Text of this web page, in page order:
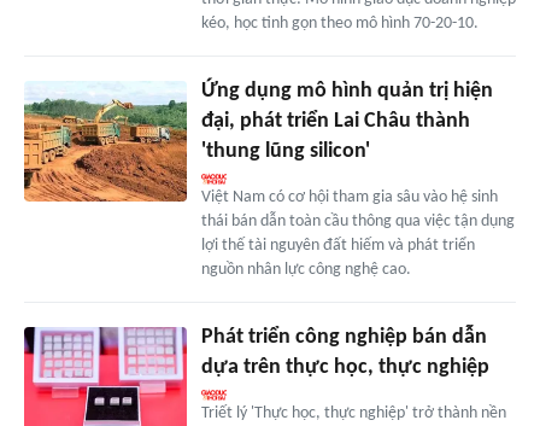
kéo, học tinh gọn theo mô hình 70-20-10.
Ứng dụng mô hình quản trị hiện
đại, phát triển Lai Châu thành
'thung lũng silicon'
Việt Nam có cơ hội tham gia sâu vào hệ sinh
thái bán dẫn toàn cầu thông qua việc tận dụng
lợi thế tài nguyên đất hiếm và phát triển
nguồn nhân lực công nghệ cao.
Phát triển công nghiệp bán dẫn
dựa trên thực học, thực nghiệp
Triết lý 'Thực học, thực nghiệp' trở thành nền